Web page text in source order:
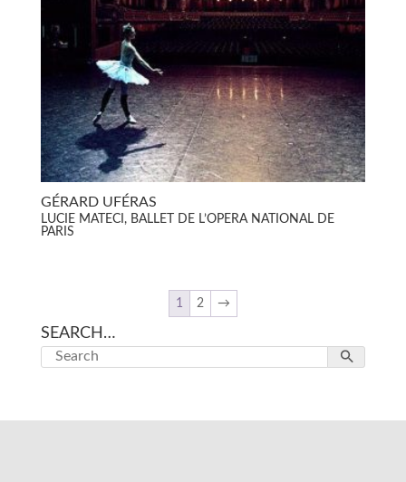
GÉRARD UFÉRAS
LUCIE MATECI, BALLET DE L’OPERA NATIONAL DE
PARIS
1 2 →
SEARCH…